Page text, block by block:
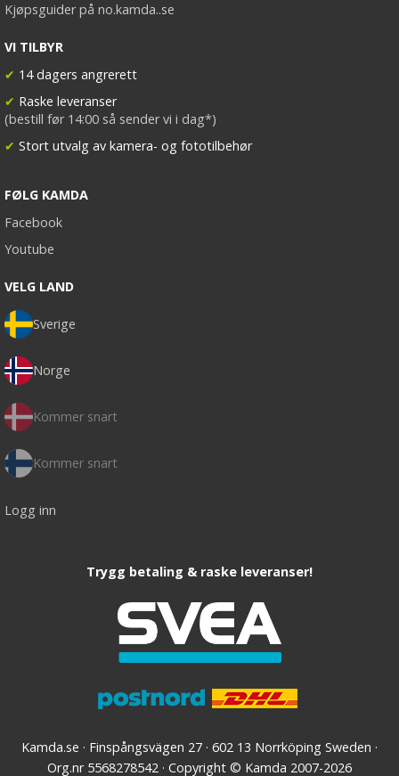
Kjøpsguider på no.kamda..se
VI TILBYR
✔ 14 dagers angrerett
✔ Raske leveranser
(bestill før 14:00 så sender vi i dag*)
✔ Stort utvalg av kamera- og fototilbehør
FØLG KAMDA
Facebook
Youtube
VELG LAND
Sverige
Norge
Kommer snart
Kommer snart
Logg inn
Trygg betaling & raske leveranser!
Kamda.se · Finspångsvägen 27 · 602 13 Norrköping Sweden ·
Org.nr 5568278542 · Copyright © Kamda 2007-2026